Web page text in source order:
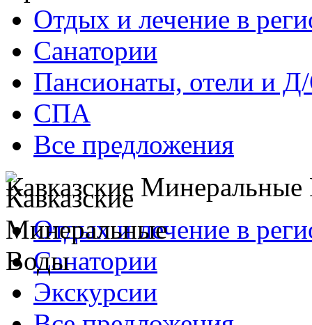
Отдых и лечение в
Санатории
Пансионаты, отели и
СПА
Все предложения
Кавказские
Отдых и лечение в
Санатории
Экскурсии